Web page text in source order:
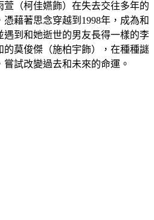
（柯佳嬿飾）在失去交往多年的
藉著思念穿越到1998年，成為和
遇到和她逝世的男友長得一樣的李
莫俊傑（施柏宇飾），在種種謎
試改變過去和未來的命運。